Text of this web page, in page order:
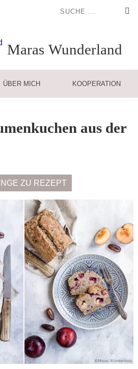
Maras Wunderland
ÜBER MICH KOOPERATION
aus der
ZU REZEPT